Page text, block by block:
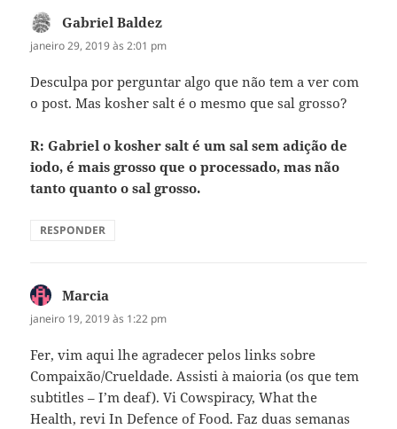
Gabriel Baldez
janeiro 29, 2019 às 2:01 pm
Desculpa por perguntar algo que não tem a ver com
o post. Mas kosher salt é o mesmo que sal grosso?
R: Gabriel o kosher salt é um sal sem adição de
iodo, é mais grosso que o processado, mas não
tanto quanto o sal grosso.
RESPONDER
Marcia
janeiro 19, 2019 às 1:22 pm
Fer, vim aqui lhe agradecer pelos links sobre
Compaixão/Crueldade. Assisti à maioria (os que tem
subtitles – I’m deaf). Vi Cowspiracy, What the
Health, revi In Defence of Food. Faz duas semanas